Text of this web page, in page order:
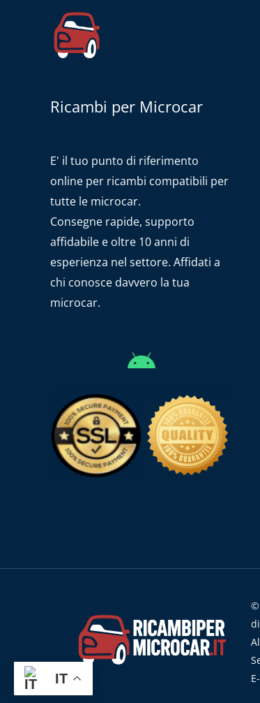
Ricambi per Microcar
E' il tuo punto di riferimento
online per ricambi compatibili per
tutte le microcar.
Consegne rapide, supporto
affidabile e oltre 10 anni di
esperienza nel settore. Affidati a
chi conosce davvero la tua
microcar.
©
IT